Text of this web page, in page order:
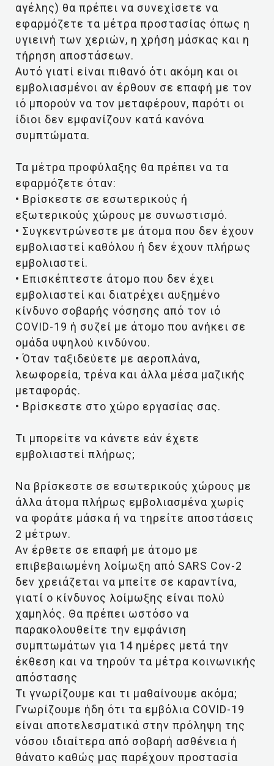
αγέλης) θα πρέπει να συνεχίσετε να
εφαρμόζετε τα μέτρα προστασίας όπως η
υγιεινή των χεριών, η χρήση μάσκας και η
τήρηση αποστάσεων.
Αυτό γιατί είναι πιθανό ότι ακόμη και οι
εμβολιασμένοι αν έρθουν σε επαφή με τον
ιό μπορούν να τον μεταφέρουν, παρότι οι
ίδιοι δεν εμφανίζουν κατά κανόνα
συμπτώματα.
Τα μέτρα προφύλαξης θα πρέπει να τα
εφαρμόζετε όταν:
• Βρίσκεστε σε εσωτερικούς ή
εξωτερικούς χώρους με συνωστισμό.
• Συγκεντρώνεστε με άτομα που δεν έχουν
εμβολιαστεί καθόλου ή δεν έχουν πλήρως
εμβολιαστεί.
• Επισκέπτεστε άτομο που δεν έχει
εμβολιαστεί και διατρέχει αυξημένο
κίνδυνο σοβαρής νόσησης από τον ιό
COVID-19 ή συζεί με άτομο που ανήκει σε
ομάδα υψηλού κινδύνου.
• Όταν ταξιδεύετε με αεροπλάνα,
λεωφορεία, τρένα και άλλα μέσα μαζικής
μεταφοράς.
• Βρίσκεστε στο χώρο εργασίας σας.
Τι μπορείτε να κάνετε εάν έχετε
εμβολιαστεί πλήρως;
Να βρίσκεστε σε εσωτερικούς χώρους με
άλλα άτομα πλήρως εμβολιασμένα χωρίς
να φοράτε μάσκα ή να τηρείτε αποστάσεις
2 μέτρων.
Αν έρθετε σε επαφή με άτομο με
επιβεβαιωμένη λοίμωξη από SARS Cov-2
δεν χρειάζεται να μπείτε σε καραντίνα,
γιατί ο κίνδυνος λοίμωξης είναι πολύ
χαμηλός. Θα πρέπει ωστόσο να
παρακολουθείτε την εμφάνιση
συμπτωμάτων για 14 ημέρες μετά την
έκθεση και να τηρούν τα μέτρα κοινωνικής
απόστασης
Τι γνωρίζουμε και τι μαθαίνουμε ακόμα;
Γνωρίζουμε ήδη ότι τα εμβόλια COVID-19
είναι αποτελεσματικά στην πρόληψη της
νόσου ιδιαίτερα από σοβαρή ασθένεια ή
θάνατο καθώς μας παρέχουν προστασία